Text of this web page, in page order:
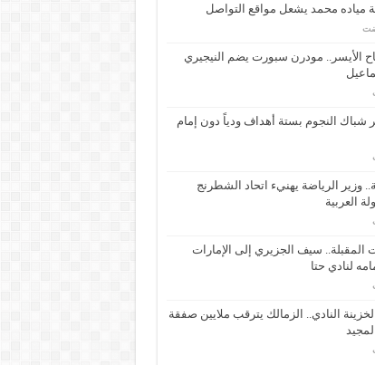
مياده محمد يشعل مواقع التواصل
الأيسر.. مودرن سبورت يضم النيجيري
شباك النجوم بستة أهداف ودياً دون إمام
وزير الرياضة يهنيء اتحاد الشطرنج
العربية
المقبلة.. سيف الجزيري إلى الإمارات
لنادي حتا
النادي.. الزمالك يترقب ملايين صفقة